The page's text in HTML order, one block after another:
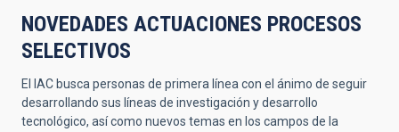
la
navegación
NOVEDADES ACTUACIONES PROCESOS
SELECTIVOS
El IAC busca personas de primera línea con el ánimo de seguir
desarrollando sus líneas de investigación y desarrollo
tecnológico, así como nuevos temas en los campos de la